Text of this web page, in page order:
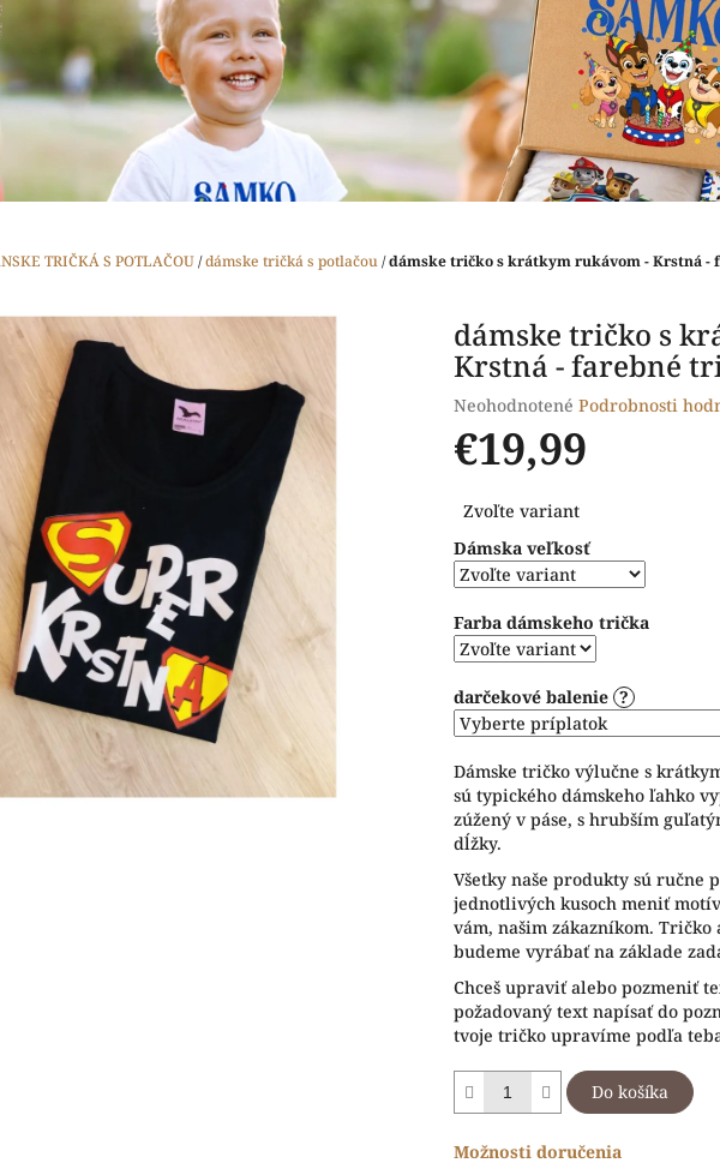
TRIČKÁ S POTLAČOU/dámske tričká s potlačou/dámske tričko s krátkym rukávom - Krstná -
dámske tričko s
Krstná - farebné
Priemerné
hodnotenie
produktu
0,0
5
hviezdičiek.
Neohodnotené Podrobnosti
€19,99
cena:
Zvoľte variant
Dámska veľkosť
Farba dámskeho trička
darčekové balenie ?
Dámske tričko výlučne s
sú typického dámskeho ľahko
zúžený v páse, s hrubším
dĺžky.
Všetky naše produkty sú ručne
jednotlivých kusoch meniť
vám, našim zákazníkom.
budeme vyrábať na základe
Chceš upraviť alebo pozmeniť
požadovaný text napísať do
tvoje tričko upravíme podľa
Do košíka
Možnosti doručenia